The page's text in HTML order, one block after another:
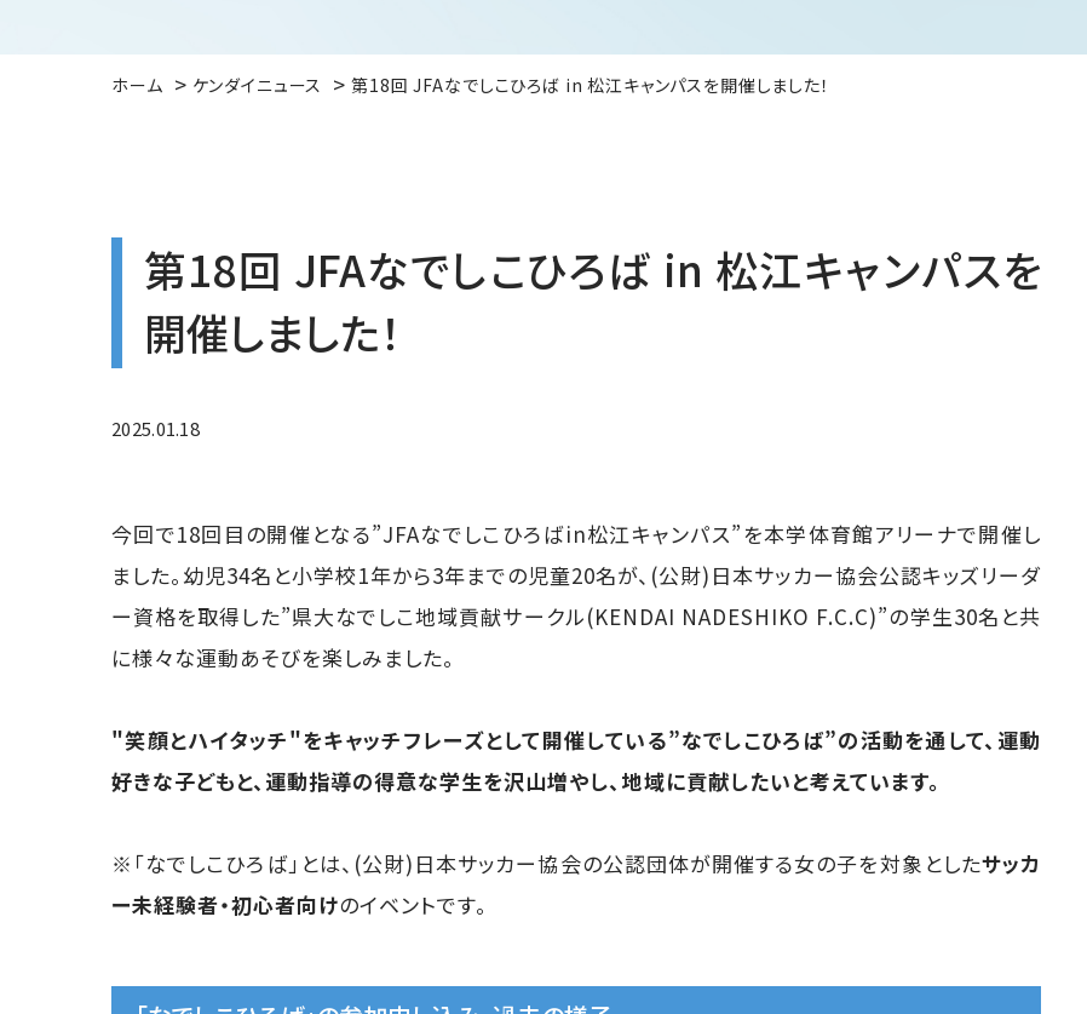
ホーム ケンダイニュース 第18回 JFAなでしこひろば in 松江キャンパスを開催しました！
第18回 JFAなでしこひろば in 松江キャンパスを
開催しました！
2025.01.18
今回で18回目の開催となる”JFAなでしこひろばin松江キャンパス”を本学体育館アリーナで開催し
ました。幼児34名と小学校1年から3年までの児童20名が、(公財)日本サッカー協会公認キッズリーダ
ー資格を取得した”県大なでしこ地域貢献サークル(KENDAI NADESHIKO F.C.C)”の学生30名と共
に様々な運動あそびを楽しみました。
"笑顔とハイタッチ"をキャッチフレーズとして開催している”なでしこひろば”の活動を通して、運動
好きな子どもと、運動指導の得意な学生を沢山増やし、地域に貢献したいと考えています。
※「なでしこひろば」とは、(公財)日本サッカー協会の公認団体が開催する女の子を対象としたサッカ
ー未経験者・初心者向けのイベントです。